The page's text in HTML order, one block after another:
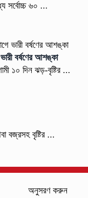
সর্বোচ্চ ৬০ ...
ভারী বর্ষণের আশঙ্কা
১০ দিন ঝড়-বৃষ্টির ...
বজ্রসহ বৃষ্টির ...
অনুসরণ করুন